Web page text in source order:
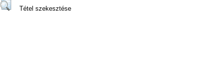
Tétel szekesztése